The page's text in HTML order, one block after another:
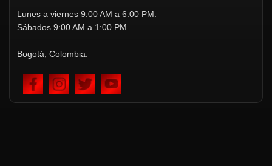
Lunes a viernes 9:00 AM a 6:00 PM.
Sábados 9:00 AM a 1:00 PM.
Bogotá, Colombia.